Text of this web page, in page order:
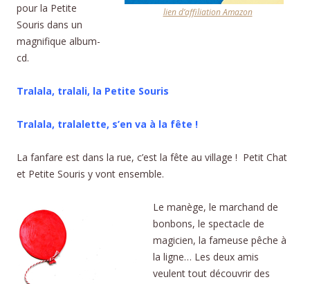
lien d’affiliation Amazon
pour la Petite
Souris dans un
magnifique album-
cd.
Tralala, tralali, la Petite Souris
Tralala, tralalette, s’en va à la fête !
La fanfare est dans la rue, c’est la fête au village ! Petit Chat
et Petite Souris y vont ensemble.
Le manège, le marchand de
bonbons, le spectacle de
magicien, la fameuse pêche à
la ligne… Les deux amis
veulent tout découvrir des